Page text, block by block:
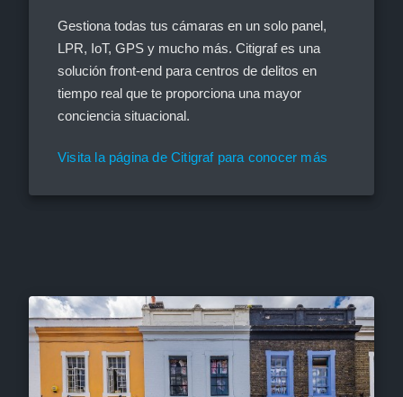
Gestiona todas tus cámaras en un solo panel,
LPR, IoT, GPS y mucho más. Citigraf es una
solución front-end para centros de delitos en
tiempo real que te proporciona una mayor
conciencia situacional.
Visita la página de Citigraf para conocer más